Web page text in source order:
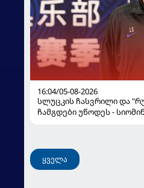
16:04/05-08-2026
სლუცკის ჩასვრილი და
ჩამგდები უწოდეს -
ყველა